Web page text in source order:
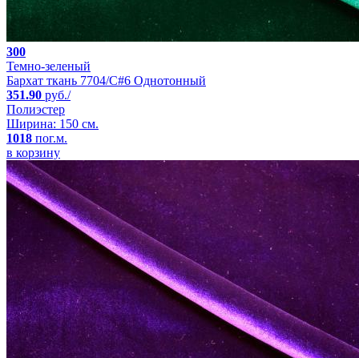
300
Темно-зеленый
Бархат ткань 7704/C#6 Однотонный
351.90 руб./
Полиэстер
Ширина: 150 см.
1018 пог.м.
в корзину